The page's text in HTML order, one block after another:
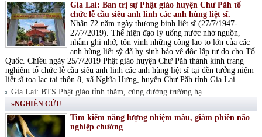
Gia Lai: Ban trị sự Phật giáo huyện Chư Păh tổ
chức lễ cầu siêu anh linh các anh hùng liệt sĩ.
Nhân 72 năm ngày thương binh liệt sĩ (27/7/1947-
27/7/2019). Thể hiện đạo lý uống nước nhớ nguồn,
nhằm ghi nhớ, tôn vinh những công lao to lớn của các
anh hùng liệt sỹ đã hy sinh bảo vệ độc lập tự do cho Tổ
Quốc. Chiều ngày 25/7/2019 Phật giáo huyện Chư Păh thành kính trang
nghiêm tổ chức lễ cầu siêu anh linh các anh hùng liệt sĩ tại đền tưởng niệm
liệt sĩ tọa lạc tại thôn 8, xã Nghĩa Hưng, huyện Chư Păh tỉnh Gia Lai.
Gia Lai: BTS Phật giáo tỉnh thăm, cúng dường trường hạ
»NGHIÊN CỨU
Tìm kiếm năng lượng nhiệm mầu, giảm phiền não
nghiệp chướng